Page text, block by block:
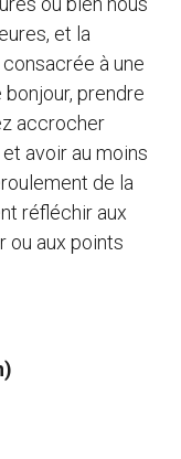
et la
à une
prendre
accrocher
avoir au moins
de la
réfléchir aux
ou aux points